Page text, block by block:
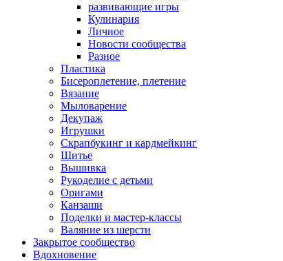
развивающие игры
Кулинария
Личное
Новости сообщества
Разное
Пластика
Бисероплетение, плетение
Вязание
Мыловарение
Декупаж
Игрушки
Скрапбукинг и кардмейкинг
Шитье
Вышивка
Рукоделие с детьми
Оригами
Канзаши
Поделки и мастер-классы
Валяние из шерсти
Закрытое сообщество
Вдохновение